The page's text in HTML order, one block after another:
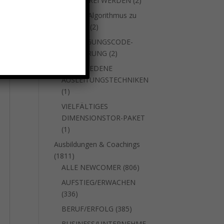
um den Algorithmus zu
22
Produkte
VERJÜNGUNGSCODE-
AKTIVIERUNG 22
VERSCHIEDENE
AUSLEITUNGSTECHNIKEN
1 1
Produkt
VIELFÄLTIGES
DIMENSIONSTOR-PAKET
1 1
Produkt
Ausbildungen & Coachings
1811 1811
Produkte
ALLE NEWCOMER 806806
AUFSTIEG/ERWACHEN
336336
Produkte
BERUF/ERFOLG 385385
Produkte